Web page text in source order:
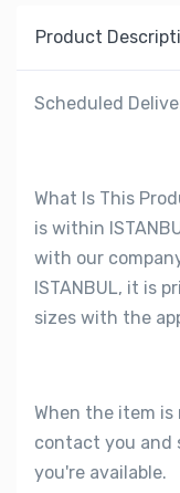
Product
Scheduled
What Is This
is within
with our
ISTANBUL, it is
sizes with the
When the item is
contact you and
you're available.